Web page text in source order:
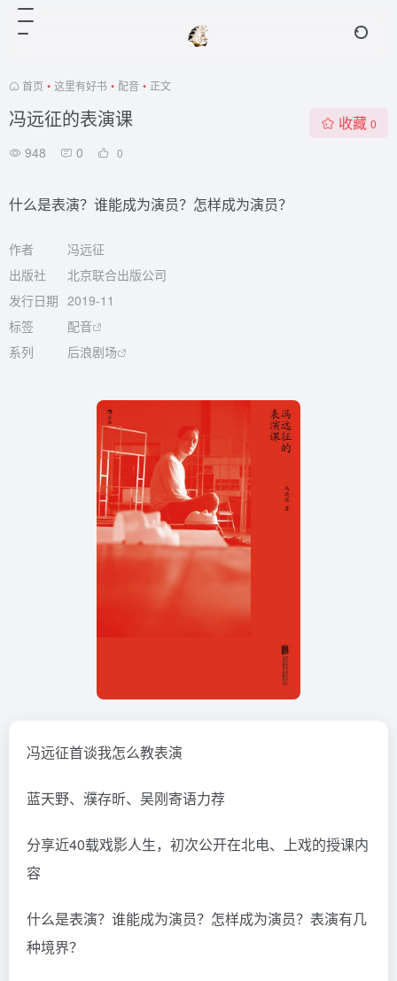
首页 • 这里有好书 • 配音 • 正文
冯远征的表演课
948 0 0
收藏 0
什么是表演？谁能成为演员？怎样成为演员？
作者
冯远征
出版社
北京联合出版公司
发行日期 2019-11
标签
配音
系列
后浪剧场
冯远征首谈我怎么教表演
蓝天野、濮存昕、吴刚寄语力荐
分享近40载戏影人生，初次公开在北电、上戏的授课内
容
什么是表演？谁能成为演员？怎样成为演员？表演有几
种境界？